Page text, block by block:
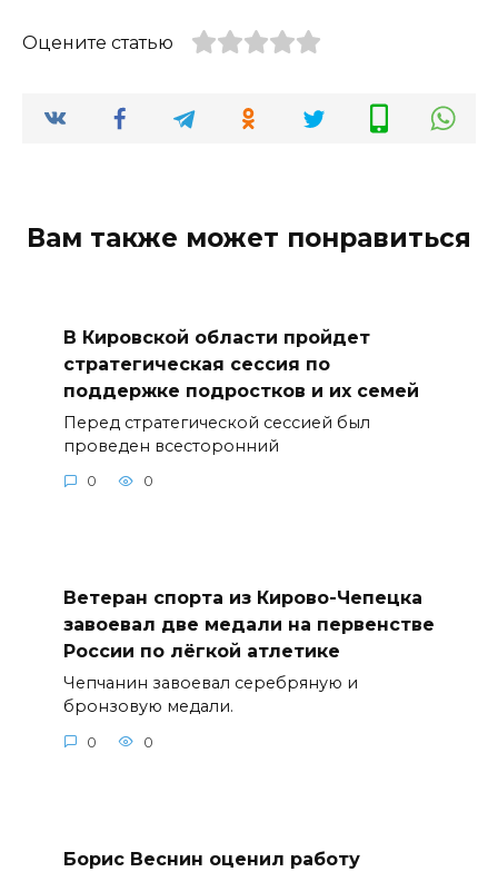
Оцените статью
Вам также может понравиться
В Кировской области пройдет
стратегическая сессия по
поддержке подростков и их семей
Перед стратегической сессией был
проведен всесторонний
0 0
Ветеран спорта из Кирово-Чепецка
завоевал две медали на первенстве
России по лёгкой атлетике
Чепчанин завоевал серебряную и
бронзовую медали.
0 0
Борис Веснин оценил работу